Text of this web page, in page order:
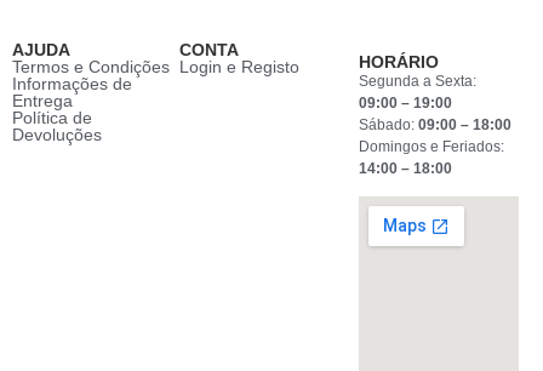
AJUDA
Termos e Condições
Informações de
Entrega
Política de
Devoluções
CONTA
Login e Registo
HORÁRIO
Segunda a Sexta:
09:00 – 19:00
Sábado:09:00 – 18:00
Domingos e Feriados:
14:00 – 18:00